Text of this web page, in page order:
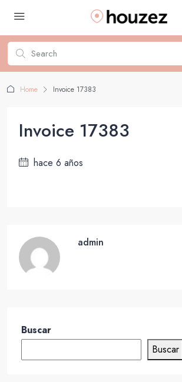
Home Invoice 17383
Invoice 17383
hace 6 años
admin
Buscar
Buscar